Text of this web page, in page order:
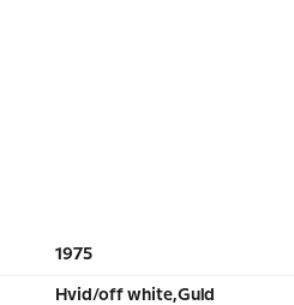
1975
Hvid/off white,Guld